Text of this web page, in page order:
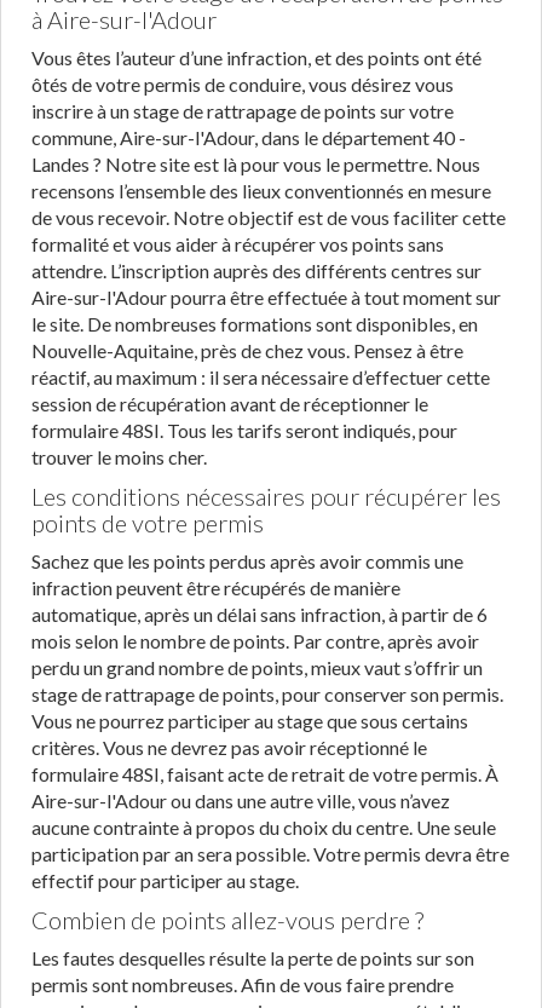
à Aire-sur-l'Adour
Vous êtes l’auteur d’une infraction, et des points ont été
ôtés de votre permis de conduire, vous désirez vous
inscrire à un stage de rattrapage de points sur votre
commune, Aire-sur-l'Adour, dans le département 40 -
Landes ? Notre site est là pour vous le permettre. Nous
recensons l’ensemble des lieux conventionnés en mesure
de vous recevoir. Notre objectif est de vous faciliter cette
formalité et vous aider à récupérer vos points sans
attendre. L’inscription auprès des différents centres sur
Aire-sur-l'Adour pourra être effectuée à tout moment sur
le site. De nombreuses formations sont disponibles, en
Nouvelle-Aquitaine, près de chez vous. Pensez à être
réactif, au maximum : il sera nécessaire d’effectuer cette
session de récupération avant de réceptionner le
formulaire 48SI. Tous les tarifs seront indiqués, pour
trouver le moins cher.
Les conditions nécessaires pour récupérer les
points de votre permis
Sachez que les points perdus après avoir commis une
infraction peuvent être récupérés de manière
automatique, après un délai sans infraction, à partir de 6
mois selon le nombre de points. Par contre, après avoir
perdu un grand nombre de points, mieux vaut s’offrir un
stage de rattrapage de points, pour conserver son permis.
Vous ne pourrez participer au stage que sous certains
critères. Vous ne devrez pas avoir réceptionné le
formulaire 48SI, faisant acte de retrait de votre permis. À
Aire-sur-l'Adour ou dans une autre ville, vous n’avez
aucune contrainte à propos du choix du centre. Une seule
participation par an sera possible. Votre permis devra être
effectif pour participer au stage.
Combien de points allez-vous perdre ?
Les fautes desquelles résulte la perte de points sur son
permis sont nombreuses. Afin de vous faire prendre